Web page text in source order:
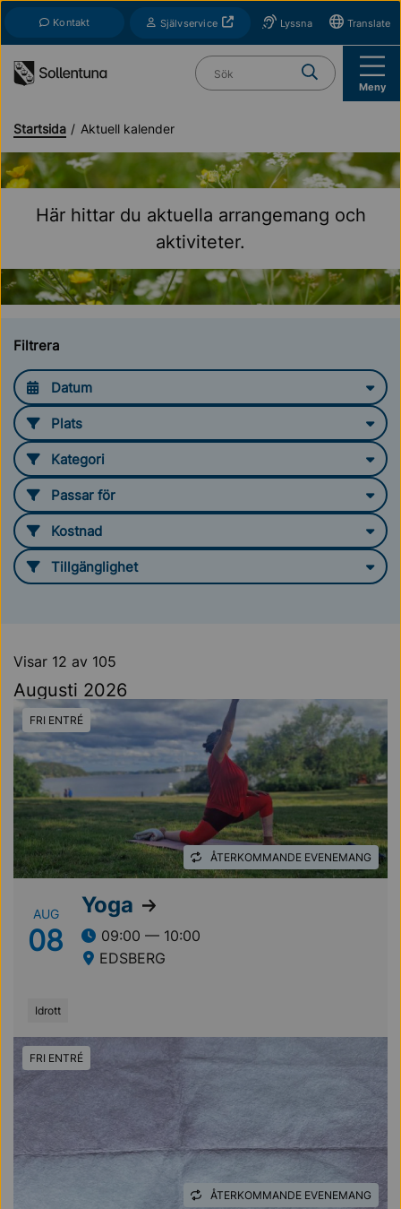
Kontakt SjälvserviceÖppnas i nytt fönsterLyssna Translate
Vad söker du?
Meny
Startsida Aktuell kalender
Här hittar du aktuella arrangemang och
aktiviteter.
Filtrera
Datum
Filtrera plats
Plats
Filtrera plats
Kategori
Filtrera passar för
Passar för
Filtrera kostnad
Kostnad
Filtrera tillgänglighet
Tillgänglighet
Visar 12 av 105
Augusti 2026
FRI ENTRÉ
ÅTERKOMMANDE EVENEMANG
AUG
08
Yoga
09:00 — 10:00
EDSBERG
Idrott
FRI ENTRÉ
ÅTERKOMMANDE EVENEMANG